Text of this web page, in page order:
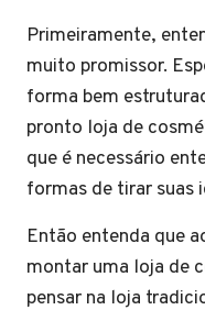
Primeiramente,
muito promissor.
forma bem
pronto loja de
que é necessário
formas de tirar suas
Então entenda que
montar uma loja de
pensar na loja